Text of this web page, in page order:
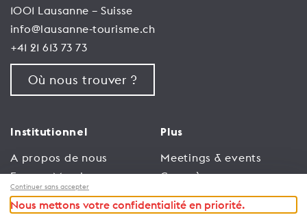
1001 Lausanne – Suisse
info@lausanne-tourisme.ch
+41 21 613 73 73
Où nous trouver ?
Institutionnel
A propos de nous
Espace Membres
Emploi
Plus
Meetings & events
Congrès
Trade
Continuer sans accepter
Nous mettons votre confidentialité en priorité.